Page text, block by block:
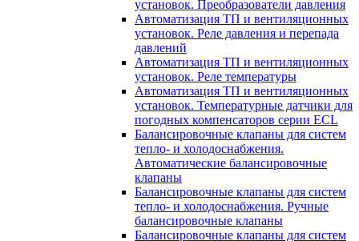
установок. Преобразователи давления
Автоматизация ТП и вентиляционных
установок. Реле давления и перепада
давлений
Автоматизация ТП и вентиляционных
установок. Реле температуры
Автоматизация ТП и вентиляционных
установок. Температурные датчики для
погодных компенсаторов серии ECL
Балансировочные клапаны для систем
тепло- и холодоснабжения.
Автоматические балансировочные
клапаны
Балансировочные клапаны для систем
тепло- и холодоснабжения. Ручные
балансировочные клапаны
Балансировочные клапаны для систем